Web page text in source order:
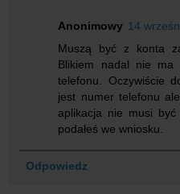
Anonimowy 14
Muszą być z konta
Blikiem nadal nie
telefonu. Oczywiście
jest numer telefonu
aplikacja nie musi
podałeś we wniosku.
Odpowiedz